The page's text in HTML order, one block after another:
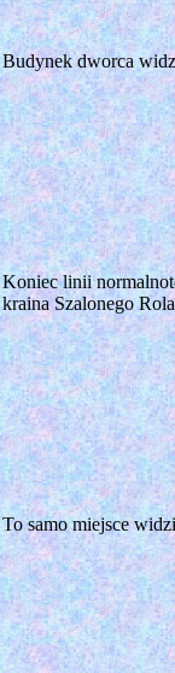
Budynek dworca
Koniec linii
kraina Szalonego
To samo miejsce